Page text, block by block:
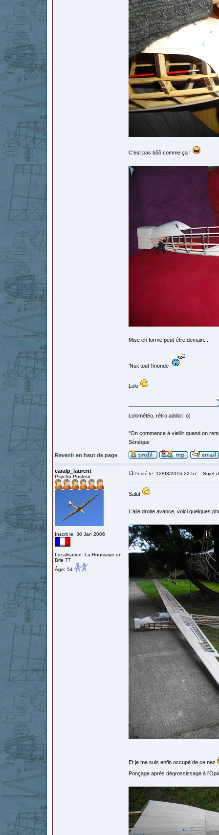
C'est pas bôô comme ça !
Mise en forme peut-être demain...
'Nuit tout l'monde
Lolo
Lolométéo, rétro addict ;o)
"On commence à vieillir quand on
Sénèque
Revenir en haut de page
caralp_laurent
Psycho Posteur
Inscrit le: 30 Jan 2006
Localisation: La Houssaye en
Brie 77
Âge: 54
Posté le: 12/03/2016 22:57 Sujet
Salut
L'aile droite avance, voici quelques
Et je me suis enfin occupé de ce nez
Ponçage après dégrossissage à